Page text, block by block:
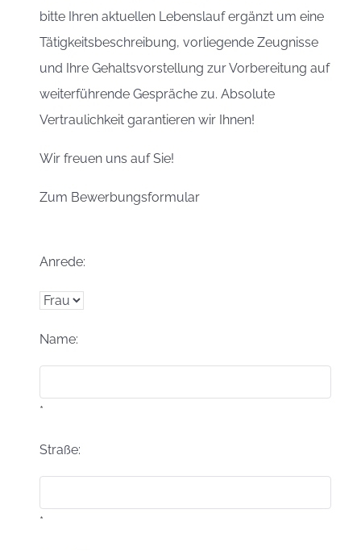
bitte Ihren aktuellen Lebenslauf ergänzt um eine
Tätigkeitsbeschreibung, vorliegende Zeugnisse
und Ihre Gehaltsvorstellung zur Vorbereitung auf
weiterführende Gespräche zu. Absolute
Vertraulichkeit garantieren wir Ihnen!
Wir freuen uns auf Sie!
Zum Bewerbungsformular
Anrede:
Name:
*
Straße:
*